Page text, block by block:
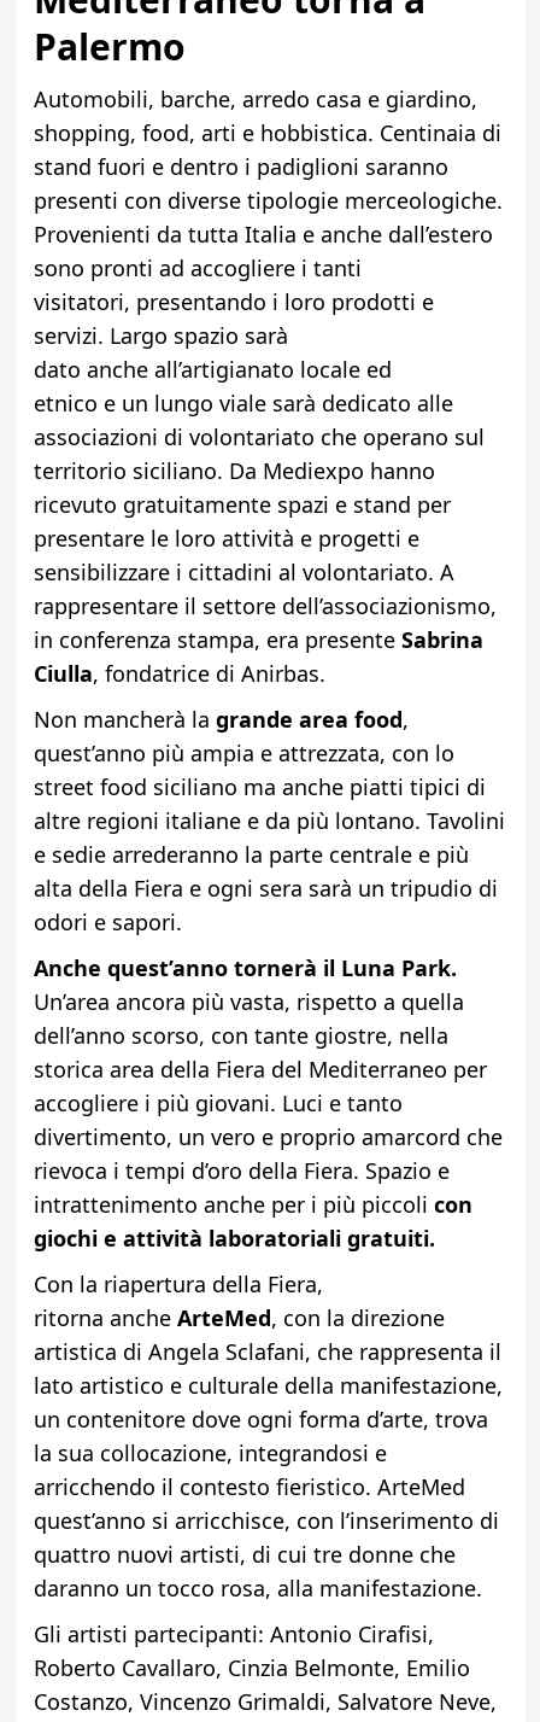
Palermo
Automobili, barche, arredo casa e giardino,
shopping, food, arti e hobbistica. Centinaia di
stand fuori e dentro i padiglioni saranno
presenti con diverse tipologie merceologiche.
Provenienti da tutta Italia e anche dall’estero
sono pronti ad accogliere i tanti
visitatori, presentando i loro prodotti e
servizi. Largo spazio sarà
dato anche all’artigianato locale ed
etnico e un lungo viale sarà dedicato alle
associazioni di volontariato che operano sul
territorio siciliano. Da Mediexpo hanno
ricevuto gratuitamente spazi e stand per
presentare le loro attività e progetti e
sensibilizzare i cittadini al volontariato. A
rappresentare il settore dell’associazionismo,
in conferenza stampa, era presenteSabrina
Ciulla, fondatrice di Anirbas.
Non mancherà la grande area food,
quest’anno più ampia e attrezzata, con lo
street food siciliano ma anche piatti tipici di
altre regioni italiane e da più lontano. Tavolini
e sedie arrederanno la parte centrale e più
alta della Fiera e ogni sera sarà un tripudio di
odori e sapori.
Anche quest’anno tornerà il Luna Park.
Un’area ancora più vasta, rispetto a quella
dell’anno scorso, con tante giostre, nella
storica area della Fiera del Mediterraneo per
accogliere i più giovani. Luci e tanto
divertimento, un vero e proprio amarcord che
rievoca i tempi d’oro della Fiera. Spazio e
intrattenimento anche per i più piccoli con
giochi e attività laboratoriali gratuiti.
Con la riapertura della Fiera,
ritorna anche ArteMed, con la direzione
artistica di Angela Sclafani, che rappresenta il
lato artistico e culturale della manifestazione,
un contenitore dove ogni forma d’arte, trova
la sua collocazione, integrandosi e
arricchendo il contesto fieristico. ArteMed
quest’anno si arricchisce, con l’inserimento di
quattro nuovi artisti, di cui tre donne che
daranno un tocco rosa, alla manifestazione.
Gli artisti partecipanti: Antonio Cirafisi,
Roberto Cavallaro, Cinzia Belmonte, Emilio
Costanzo, Vincenzo Grimaldi, Salvatore Neve,